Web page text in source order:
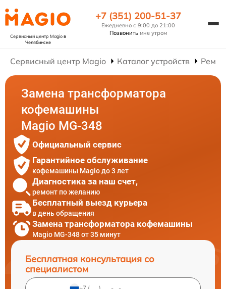
Сервисный центр Magioв
Челябинске
+7 (351) 200-51-37
Ежедневно с 9:00 до 21:00
Позвонить мне утром
Сервисный центр Magio Каталог устройств
Замена трансформатора
кофемашины
Magio MG-348
Официальный сервис
Гарантийное обслуживание
кофемашины Magio до 3 лет
Диагностика за наш счет,
ремонт по желанию
Бесплатный выезд курьера
в день обращения
Замена трансформатора кофемашины
Magio MG-348 от 35 минут
Бесплатная консультация со
специалистом